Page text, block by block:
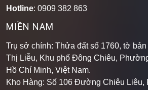
Hotline: 0909 382 863
MIỀN NAM
Trụ sở chính: Thửa đất số 1760, tờ
Thị Liễu, Khu phố Đông Chiêu,
Hồ Chí Minh, Việt Nam.
Kho Hàng: Số 106 Đường Chiêu Liêu,